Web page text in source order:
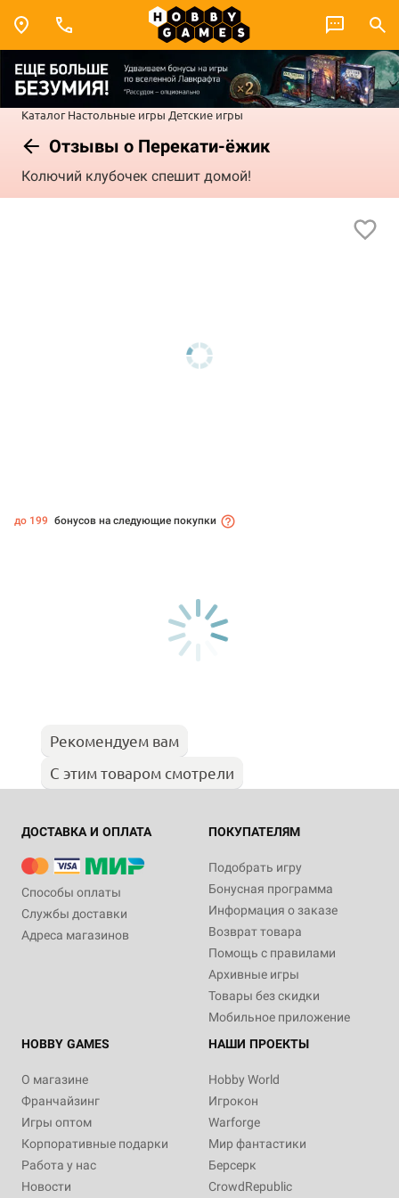
Каталог Настольные игры Детские игры
Отзывы о Перекати-ёжик
Колючий клубочек спешит домой!
до 199 бонусов на следующие покупки
Рекомендуем вам
С этим товаром смотрели
ДОСТАВКА И ОПЛАТА
Способы оплаты
Службы доставки
Адреса магазинов
ПОКУПАТЕЛЯМ
Подобрать игру
Бонусная программа
Информация о заказе
Возврат товара
Помощь с правилами
Архивные игры
Товары без скидки
Мобильное приложение
HOBBY GAMES
О магазине
Франчайзинг
Игры оптом
Корпоративные подарки
Работа у нас
Новости
НАШИ ПРОЕКТЫ
Hobby World
Игрокон
Warforge
Мир фантастики
Берсерк
CrowdRepublic